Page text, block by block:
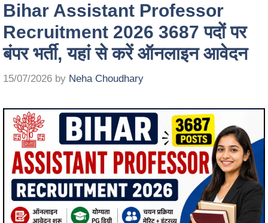
Bihar Assistant Professor
Recruitment 2026 3687 पदों पर
बंपर भर्ती, यहां से करें ऑनलाइन आवेदन
15/07/2026 by Neha Choudhary